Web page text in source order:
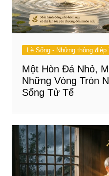
Lẽ Sống - Những thông điệp
Một Hòn Đá Nhỏ,
Những Vòng Tròn
Sống Tử Tế